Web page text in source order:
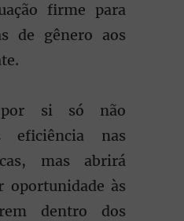
firme para
de gênero aos
por si só não
eficiência nas
mas abrirá
oportunidade às
dentro dos